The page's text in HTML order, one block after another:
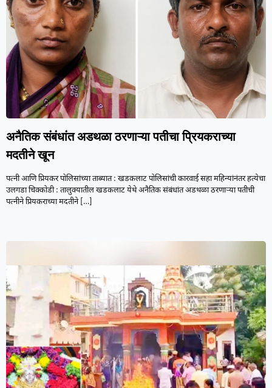
अनैतिक संबंधांत अडथळा ठरणाऱ्या पतीचा प्रियकराच्या
मदतीने खून
पत्नी आणि प्रियकर पोलिसांच्या ताब्यात : खडकलाट पोलिसांची कारवाई सहा महिन्यांनंतर हत्येचा
उलगडा चिक्कोडी : तालुक्यातील खडकलाट येथे अनैतिक संबंधांत अडथळा ठरणाऱ्या पतीची
पत्नीने प्रियकराच्या मदतीने[…]